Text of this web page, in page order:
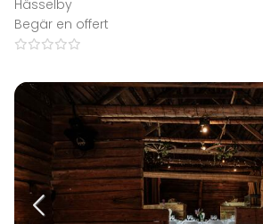
Hässelby
Begär en offert